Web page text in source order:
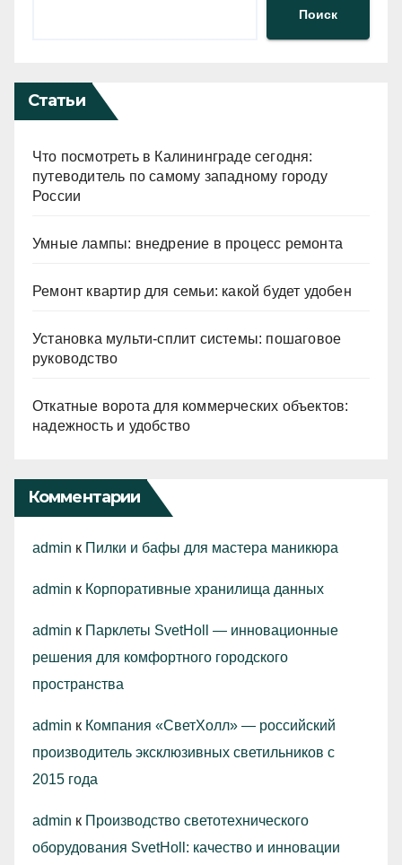
Поиск
Статьи
Что посмотреть в Калининграде сегодня:
путеводитель по самому западному городу
России
Умные лампы: внедрение в процесс ремонта
Ремонт квартир для семьи: какой будет удобен
Установка мульти-сплит системы: пошаговое
руководство
Откатные ворота для коммерческих объектов:
надежность и удобство
Комментарии
admin к Пилки и бафы для мастера маникюра
admin к Корпоративные хранилища данных
admin к Парклеты SvetHoll — инновационные
решения для комфортного городского
пространства
admin к Компания «СветХолл» — российский
производитель эксклюзивных светильников с
2015 года
admin к Производство светотехнического
оборудования SvetHoll: качество и инновации